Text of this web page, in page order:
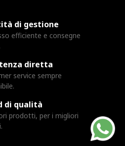
di gestione
efficiente e consegne
diretta
service sempre
di qualità
prodotti, per i migliori